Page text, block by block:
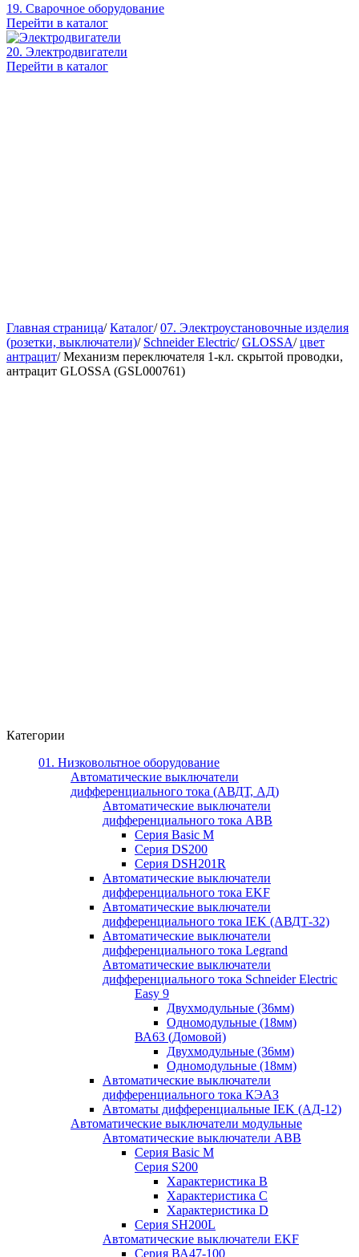
19. Сварочное оборудование
Перейти в каталог
20. Электродвигатели
Перейти в каталог
Главная страница/ Каталог/ 07. Электроустановочные изделия
(розетки, выключатели)/ Schneider Electric/ GLOSSA/ цвет
антрацит/ Механизм переключателя 1-кл. скрытой проводки,
антрацит GLOSSA (GSL000761)
Категории
01. Низковольтное оборудование
Автоматические выключатели
дифференциального тока (АВДТ, АД)
Автоматические выключатели
дифференциального тока ABB
Серия Basic M
Серия DS200
Серия DSH201R
Автоматические выключатели
дифференциального тока EKF
Автоматические выключатели
дифференциального тока IEK (АВДТ-32)
Автоматические выключатели
дифференциального тока Legrand
Автоматические выключатели
дифференциального тока Schneider Electric
Easy 9
Двухмодульные (36мм)
Одномодульные (18мм)
ВА63 (Домовой)
Двухмодульные (36мм)
Одномодульные (18мм)
Автоматические выключатели
дифференциального тока КЭАЗ
Автоматы дифференциальные IEK (АД-12)
Автоматические выключатели модульные
Автоматические выключатели ABB
Серия Basic M
Серия S200
Характеристика B
Характеристика C
Характеристика D
Серия SH200L
Автоматические выключатели EKF
Серия ВА47-100